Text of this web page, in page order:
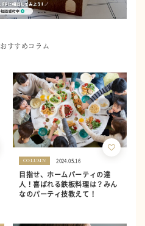
おすすめコラム
COLUMN 2024.05.16
目指せ、ホームパーティの達
人！喜ばれる鉄板料理は？みん
なのパーティ技教えて！